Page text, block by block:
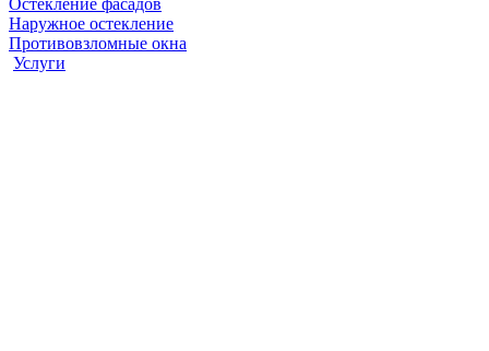
Остекление фасадов
Наружное остекление
Противовзломные окна
Услуги